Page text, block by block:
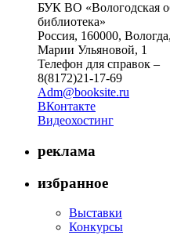
БУК ВО «Вологодская
библиотека»
Россия, 160000, Вологда,
Марии Ульяновой, 1
Телефон для справок –
8(8172)21-17-69
Adm@booksite.ru
ВКонтакте
Видеохостинг
реклама
избранное
Выставки
Конкурсы